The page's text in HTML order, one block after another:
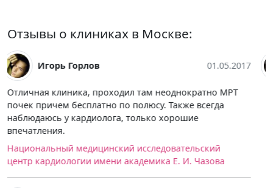
Отзывы о клиниках в Москве:
Елена Колемасова 01.05.2017
Недавно пришлось пройти мрт головного мозга и
шеи.Проходила сначала мрт головного мозга,а потом
еще 2 раза мрт шеи. Первый раз когда пришла и
увидела аппарат, то сначала не придала значение, а
потом когда легла и стали задвигать, то как-то
страшно стало, но, благодаря профессионализму
доктора, все прошло гладко и спокойно. Еще хочу
отметить, что обследование проходила бесплатно по